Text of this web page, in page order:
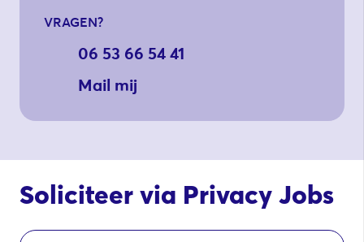
VRAGEN?
06 53 66 54 41
Mail mij
Soliciteer via Privacy Jobs